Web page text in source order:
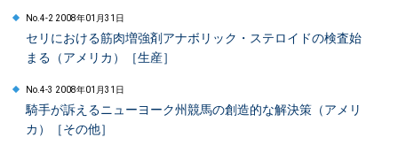
No.4-2 2008年01月31日
セリにおける筋肉増強剤アナボリック・ステロイドの検査始
まる（アメリカ）［生産］
No.4-3 2008年01月31日
騎手が訴えるニューヨーク州競馬の創造的な解決策（アメリ
カ）［その他］